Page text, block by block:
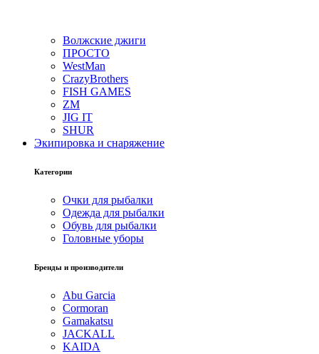
Волжские джиги
ПРОСТО
WestMan
CrazyBrothers
FISH GAMES
ZM
JIG IT
SHUR
Экипировка и снаряжение
Категории
Очки для рыбалки
Одежда для рыбалки
Обувь для рыбалки
Головные уборы
Бренды и производители
Abu Garcia
Cormoran
Gamakatsu
JACKALL
KAIDA